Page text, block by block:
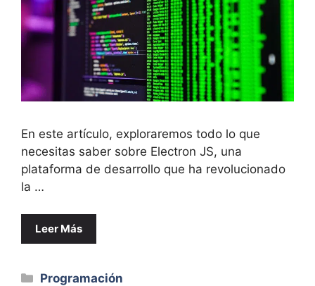
En este artículo, exploraremos todo lo que
necesitas saber sobre Electron JS, una
plataforma de desarrollo que ha revolucionado
la …
Leer Más
Categorías
Programación